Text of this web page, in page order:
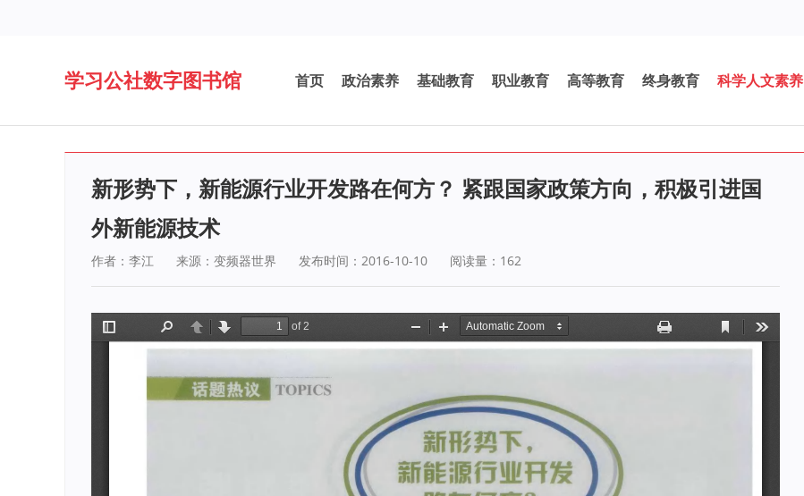
学习公社数字图书馆 首页 政治素养 基础教育 职业教育 高等教育 终身教育 科学人文素养
新形势下，新能源行业开发路在何方？ 紧跟国家政策方向，积极引进国
外新能源技术
作者：李江 来源：变频器世界 发布时间：2016-10-10 阅读量： 162